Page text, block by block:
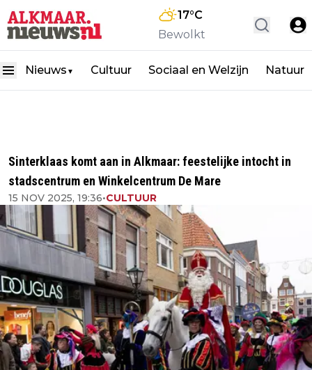
17°C
Bewolkt
Nieuws ▼ Cultuur Sociaal en Welzijn Natuur
Sinterklaas komt aan in Alkmaar: feestelijke intocht in
stadscentrum en Winkelcentrum De Mare
15 NOV 2025, 19:36•CULTUUR